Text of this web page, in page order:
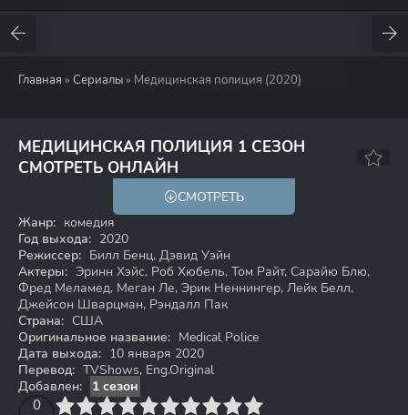
Главная » Сериалы » Медицинская полиция (2020)
МЕДИЦИНСКАЯ ПОЛИЦИЯ 1 СЕЗОН
СМОТРЕТЬ ОНЛАЙН
6.0 6.1
СМОТРЕТЬ
Жанр: комедия
Год выхода: 2020
Режиссер: Билл Бенц, Дэвид Уэйн
Актеры: Эринн Хэйс, Роб Хюбель, Том Райт, Сарайю Блю,
Фред Меламед, Меган Ле, Эрик Неннингер, Лейк Белл,
Джейсон Шварцман, Рэндалл Пак
Страна: США
Оригинальное название: Medical Police
Дата выхода: 10 января 2020
Перевод: TVShows, Eng.Original
Добавлен:
1 сезон
0
4 6 7 8 9 10